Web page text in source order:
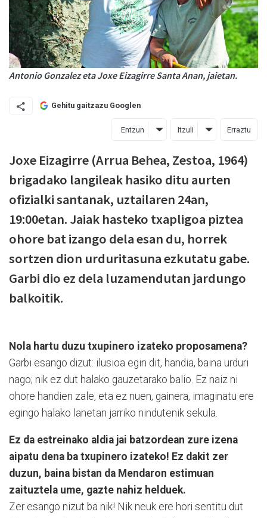
Antonio Gonzalez eta Joxe Eizagirre Santa Anan, jaietan.
Gehitu gaitzazu Googlen
Entzun Itzuli Erraztu
Joxe Eizagirre (Arrua Behea, Zestoa, 1964)
brigadako langileak hasiko ditu aurten
ofizialki santanak, uztailaren 24an,
19:00etan. Jaiak hasteko txapligoa piztea
ohore bat izango dela esan du, horrek
sortzen dion urduritasuna ezkutatu gabe.
Garbi dio ez dela luzamendutan jardungo
balkoitik.
Nola hartu duzu txupinero izateko proposamena?
Garbi esango dizut: ilusioa egin dit, handia, baina urduri
nago; nik ez dut halako gauzetarako balio. Ez naiz ni
ohore handien zale, eta ez nuen, gainera, imaginatu ere
egingo halako lanetan jarriko nindutenik sekula.
Ez da estreinako aldia jai batzordean zure izena
aipatu dena ba txupinero izateko! Ez dakit zer
duzun, baina bistan da Mendaron estimuan
zaituztela ume, gazte nahiz helduek.
Zer esango nizut ba nik! Nik neuk ere hori sentitu dut